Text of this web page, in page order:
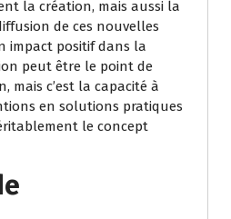
la création, mais aussi la
de ces nouvelles
impact positif dans la
peut être le point de
mais c’est la capacité à
en solutions pratiques
le concept